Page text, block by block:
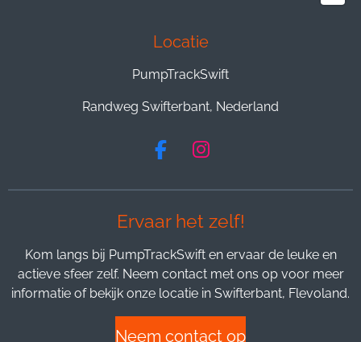
Locatie
PumpTrackSwift
Randweg Swifterbant, Nederland
F
c
e
o
o
k
I
s
t
g
r
a
m
Ervaar het zelf!
Kom langs bij PumpTrackSwift en ervaar de leuke en
actieve sfeer zelf. Neem contact met ons op voor meer
informatie of bekijk onze locatie in Swifterbant, Flevoland.
Neem contact op